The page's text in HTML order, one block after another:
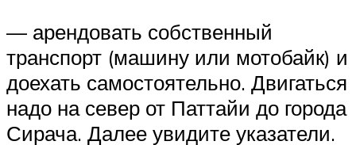
— арендовать собственный
транспорт (машину или мотобайк) и
доехать самостоятельно. Двигаться
надо на север от Паттайи до города
Сирача. Далее увидите указатели.